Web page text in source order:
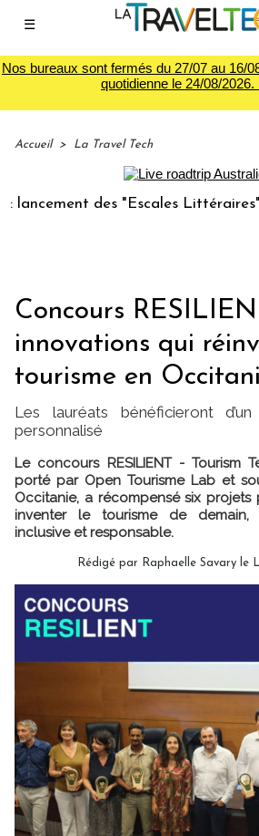
☰
Nos bureaux sont fermés du 27/07 au 16/
quotidienne le 24/08/2026.
Accueil > La Travel Tech
des "Escales Littéraires", la
Concours
innovations qui
tourisme en
Les lauréats bénéficieront d’un
personnalisé
Le concours RESILIENT - Tourism
porté par Open Tourisme Lab et
Occitanie, a récompensé six
inventer le tourisme de
inclusive et responsable.
Rédigé par Raphaelle Savary le